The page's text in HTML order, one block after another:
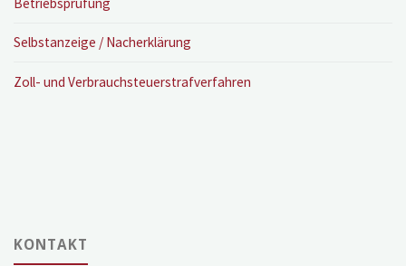
Selbstanzeige / Nacherklärung
Zoll- und Verbrauchsteuerstrafverfahren
KONTAKT